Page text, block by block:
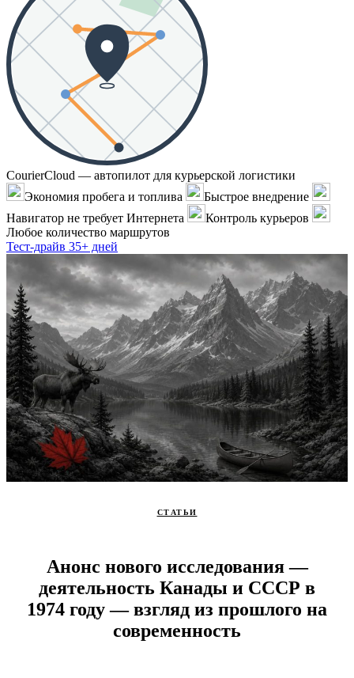
CourierCloud — автопилот для курьерской логистики
Экономия пробега и топлива
Быстрое внедрение
Навигатор не требует Интернета
Контроль курьеров
Любое количество маршрутов
Тест-драйв 35+ дней
СТАТЬИ
Анонс нового исследования —
деятельность Канады и СССР в
1974 году — взгляд из прошлого на
современность